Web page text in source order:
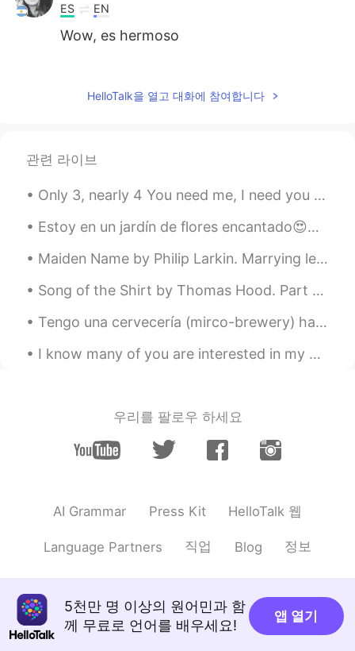
ES EN
Wow, es hermoso
Roxy
ES EN
😍
Dorinka 2020.09.17 15:27
Que gran árbol 😱
HelloTalk을 열고 대화에 참여합니다
관련 라이브
Only 3, nearly 4 You need me, I need you more, When I Look at you my life makes sense, You show...
Estoy en un jardín de flores encantado😍🌺 These flowers are sweet intoxicating perfection. Plum...
Maiden Name by Philip Larkin. Marrying left your maiden name disused. Its five light sounds no l...
Song of the Shirt by Thomas Hood. Part 5 of 6. "O! but to breathe the breath Of the cowslip ...
Tengo una cervecería (mirco-brewery) hago mis propias cervezas. Esta se llama NEIPA (New Englan...
I know many of you are interested in my work as a bird biologist. I collect data about how many h...
우리를 팔로우 하세요
AI Grammar Press Kit HelloTalk 웹
Language Partners 직업 Blog 정보
5천만 명 이상의 원어민과 함
께 무료로 언어를 배우세요!
앱 열기